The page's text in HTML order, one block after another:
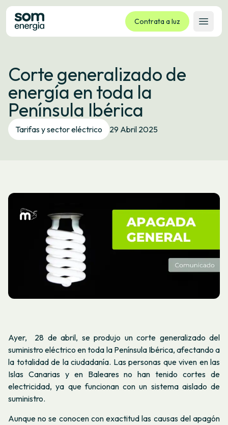
Contrata a luz
Abrir
Tarifas
Servizos
Empresas
La cooperativa
Contacto
Corte generalizado de
energía en toda la
Península Ibérica
Tarifas y sector eléctrico 29 Abril 2025
Ayer, 28 de abril, se produjo un corte generalizado del
suministro eléctrico en toda la Península Ibérica, afectando a
la totalidad de la ciudadanía. Las personas que viven en las
Islas Canarias y en Baleares no han tenido cortes de
electricidad, ya que funcionan con un sistema aislado de
suministro.
Aunque no se conocen con exactitud las causas del apagón